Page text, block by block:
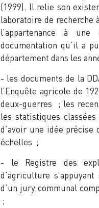
(1999). Il relie son
laboratoire de recherche
l’appartenance à
documentation qu’il a
département dans les
- les documents de la
l’Enquête agricole de
deux-guerres ; les
les statistiques
d’avoir une idée
échelles ;
- le Registre des
d’agriculture
d’un jury communal
;